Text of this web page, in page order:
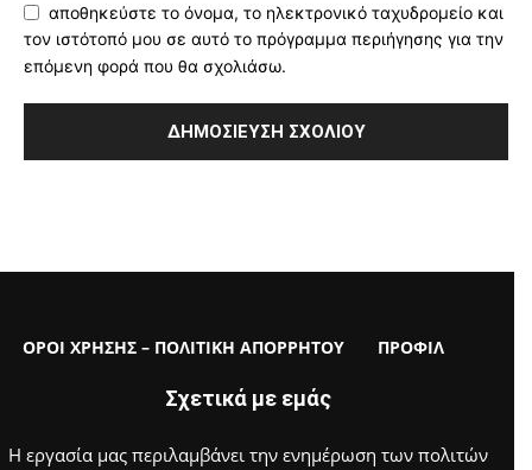
αποθηκεύστε το όνομα, το ηλεκτρονικό ταχυδρομείο και
τον ιστότοπό μου σε αυτό το πρόγραμμα περιήγησης για την
επόμενη φορά που θα σχολιάσω.
ΟΡΟΙ ΧΡΗΣΗΣ – ΠΟΛΙΤΙΚΗ ΑΠΟΡΡΗΤΟΥ ΠΡΟΦΙΛ
Σχετικά με εμάς
Η εργασία μας περιλαμβάνει την ενημέρωση των πολιτών